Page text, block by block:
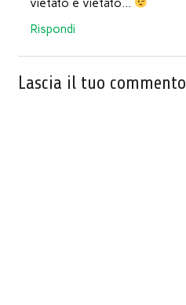
vietato è vietato…
Rispondi
Lascia il tuo commento